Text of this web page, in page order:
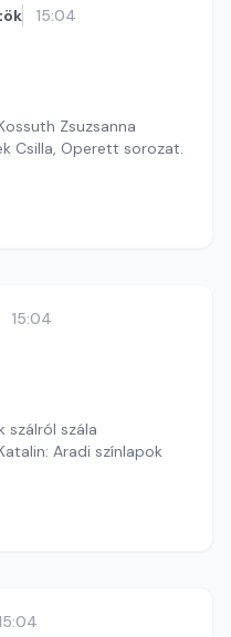
15:04
Zsuzsanna
Csilla, Operett sorozat.
15:04
szálról szála
Aradi színlapok